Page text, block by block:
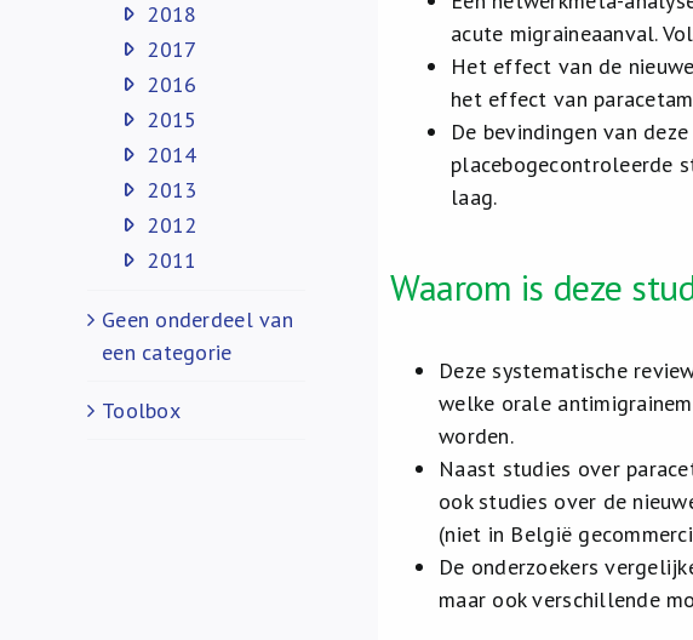
acute migraineaanval.
Het effect van de
het effect van
De bevindingen van
placebogecontroleerde
laag.
Waarom is deze
Deze systematische
welke orale
worden.
Naast studies over
ook studies over de
(niet in België
De onderzoekers
maar ook verschillende
2018
2017
2016
2015
2014
2013
2012
2011
Geen onderdeel van
een categorie
Toolbox